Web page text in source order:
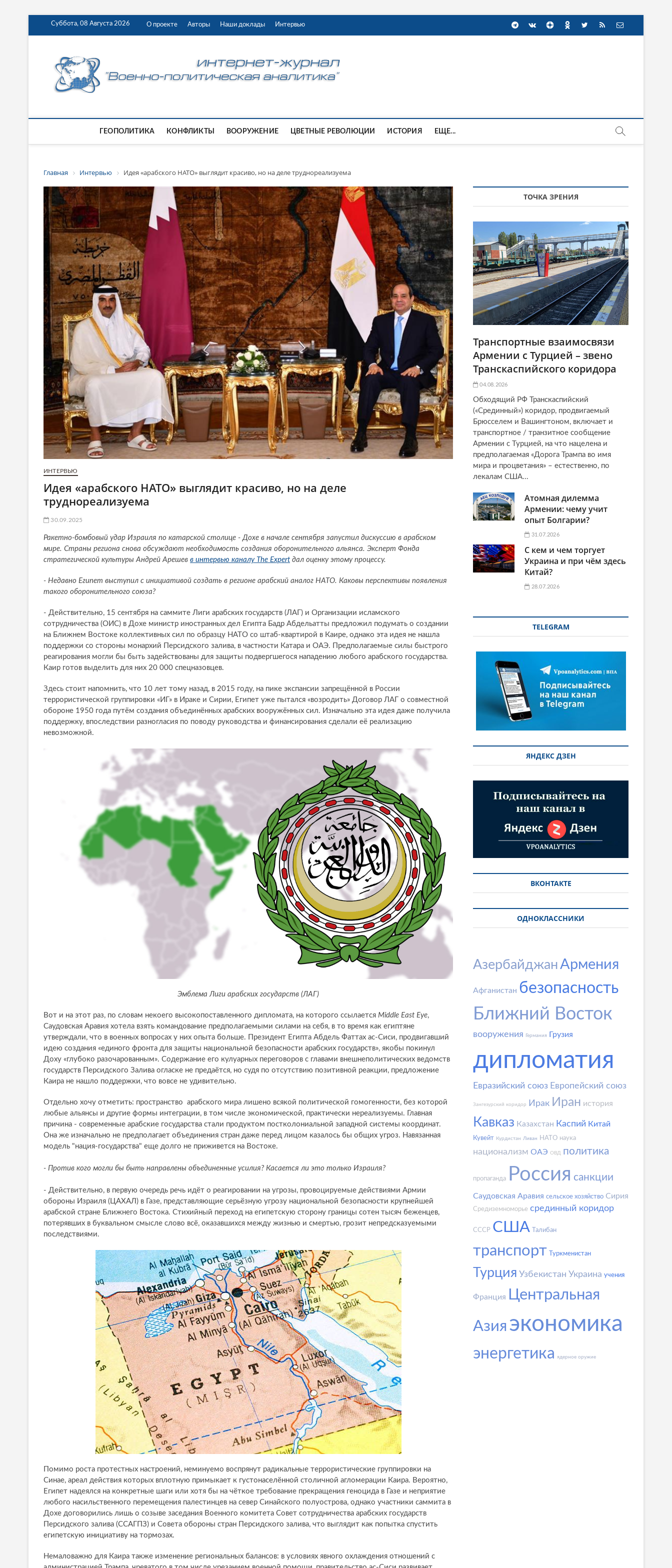
Суббота, 08 Августа 2026 О проекте Авторы Наши доклады Интервью
ГЕОПОЛИТИКА КОНФЛИКТЫ ВООРУЖЕНИЕ ЦВЕТНЫЕ РЕВОЛЮЦИИ ИСТОРИЯ ЕЩЕ...
Главная Интервью Идея «арабского НАТО» выглядит красиво, но на деле труднореализуема
ИНТЕРВЬЮ
Идея «арабского НАТО» выглядит красиво, но на деле
труднореализуема
30.09.2025
Ракетно-бомбовый удар Израиля по катарской столице - Дохе в начале сентября запустил дискуссию в арабском
мире. Страны региона снова обсуждают необходимость создания оборонительного альянса. Эксперт Фонда
стратегической культуры Андрей Арешев в интервью каналу The Expert дал оценку этому процессу.
- Недавно Египет выступил с инициативой создать в регионе арабский аналог НАТО. Каковы перспективы появления
такого оборонительного союза?
- Действительно, 15 сентября на саммите Лиги арабских государств (ЛАГ) и Организации исламского
сотрудничества (ОИС) в Дохе министр иностранных дел Египта Бадр Абдельатты предложил подумать о создании
на Ближнем Востоке коллективных сил по образцу НАТО со штаб-квартирой в Каире, однако эта идея не нашла
поддержки со стороны монархий Персидского залива, в частности Катара и ОАЭ. Предполагаемые силы быстрого
реагирования могли бы быть задействованы для защиты подвергшегося нападению любого арабского государства.
Каир готов выделить для них 20 000 спецназовцев.
Здесь стоит напомнить, что 10 лет тому назад, в 2015 году, на пике экспансии запрещённой в России
террористической группировки «ИГ» в Ираке и Сирии, Египет уже пытался «возродить» Договор ЛАГ о совместной
обороне 1950 года путём создания объединённых арабских вооружённых сил. Изначально эта идея даже получила
поддержку, впоследствии разногласия по поводу руководства и финансирования сделали её реализацию
невозможной.
Эмблема Лиги арабских государств (ЛАГ)
Вот и на этот раз, по словам некоего высокопоставленного дипломата, на которого ссылается Middle East Eye,
Саудовская Аравия хотела взять командование предполагаемыми силами на себя, в то время как египтяне
утверждали, что в военных вопросах у них опыта больше. Президент Египта Абдель Фаттах ас-Сиси, продвигавший
идею создания «единого фронта для защиты национальной безопасности арабских государств», якобы покинул
Доху «глубоко разочарованным». Содержание его кулуарных переговоров с главами внешнеполитических ведомств
государств Персидского Залива огласке не предаётся, но судя по отсутствию позитивной реакции, предложение
Каира не нашло поддержки, что вовсе не удивительно.
Отдельно хочу отметить: пространство арабского мира лишено всякой политической гомогенности, без которой
любые альянсы и другие формы интеграции, в том числе экономической, практически нереализуемы. Главная
причина - современные арабские государства стали продуктом постколониальной западной системы координат.
Она же изначально не предполагает объединения стран даже перед лицом казалось бы общих угроз. Навязанная
модель "нация-государства" еще долго не приживется на Востоке.
- Против кого могли бы быть направлены объединенные усилия? Касается ли это только Израиля?
- Действительно, в первую очередь речь идёт о реагировании на угрозы, провоцируемые действиями Армии
обороны Израиля (ЦАХАЛ) в Газе, представляющие серьёзную угрозу национальной безопасности крупнейшей
арабской стране Ближнего Востока. Стихийный переход на египетскую сторону границы сотен тысяч беженцев,
потерявших в буквальном смысле слово всё, оказавшихся между жизнью и смертью, грозит непредсказуемыми
последствиями.
Помимо роста протестных настроений, неминуемо воспрянут радикальные террористические группировки на
Синае, ареал действия которых вплотную примыкает к густонаселённой столичной агломерации Каира. Вероятно,
Египет надеялся на конкретные шаги или хотя бы на чёткое требование прекращения геноцида в Газе и неприятие
любого насильственного перемещения палестинцев на север Синайского полуострова, однако участники саммита в
Дохе договорились лишь о созыве заседания Военного комитета Совет сотрудничества арабских государств
Персидского залива (ССАГПЗ) и Совета обороны стран Персидского залива, что выглядит как попытка спустить
египетскую инициативу на тормозах.
Немаловажно для Каира также изменение региональных балансов: в условиях явного охлаждения отношений с
ТОЧКА ЗРЕНИЯ
Транспортные взаимосвязи
Армении с Турцией – звено
Транскаспийского коридора
04.08.2026
Обходящий РФ Транскаспийский
(«Срединный») коридор, продвигаемый
Брюсселем и Вашингтоном, включает и
транспортное / транзитное сообщение
Армении с Турцией, на что нацелена и
предполагаемая «Дорога Трампа во имя
мира и процветания» – естественно, по
лекалам США...
Атомная дилемма
Армении: чему учит
опыт Болгарии?
31.07.2026
С кем и чем торгует
Украина и при чём здесь
Китай?
28.07.2026
TELEGRAM
ЯНДЕКС ДЗЕН
ВКОНТАКТЕ
ОДНОКЛАССНИКИ
АзербайджанАрмения
Афганистан безопасность
Ближний Восток
вооружения Германия Грузия
дипломатия
Евразийский союз Европейский союз
Зангезурский коридор Ирак Иран история
Кавказ Казахстан Каспий Китай
Кувейт Курдистан Ливан НАТО наука
национализм ОАЭ ОВД политика
пропаганда Россия санкции
Саудовская Аравия сельское хозяйство Сирия
Средиземноморье срединный коридор
СССР США Талибан
транспорт Туркменистан
Турция Узбекистан Украина учения
Франция Центральная
Азия экономика
энергетика ядерное оружие